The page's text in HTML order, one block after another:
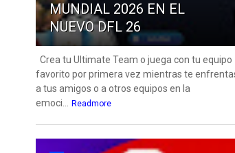
MUNDIAL 2026 EN EL
NUEVO DFL 26
Crea tu Ultimate Team o juega con tu equipo
favorito por primera vez mientras te
a tus amigos o a otros equipos en la
emoci...
Readmore